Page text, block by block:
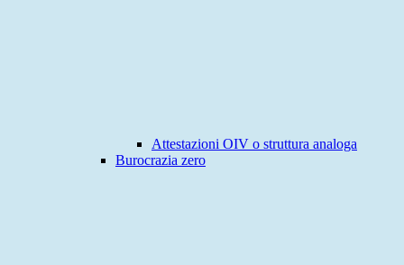
Attestazioni OIV o struttura analoga
Burocrazia zero